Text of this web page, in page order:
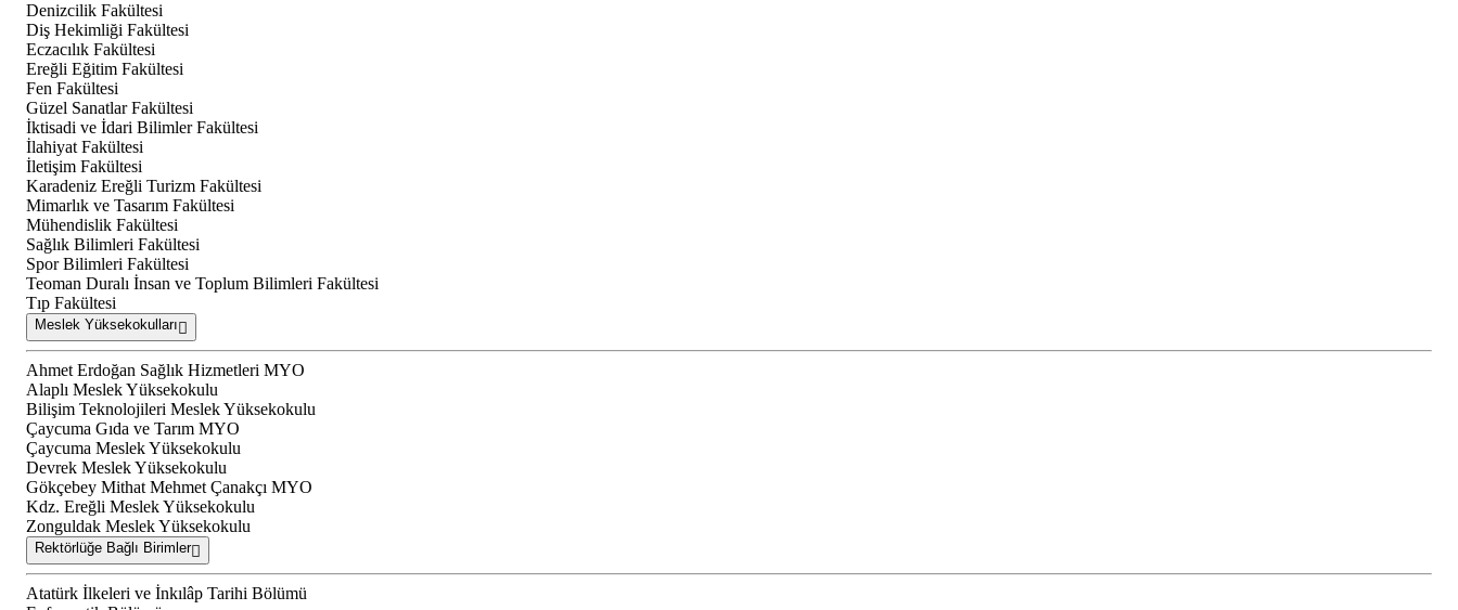
Denizcilik Fakültesi
Diş Hekimliği Fakültesi
Eczacılık Fakültesi
Ereğli Eğitim Fakültesi
Fen Fakültesi
Güzel Sanatlar Fakültesi
İktisadi ve İdari Bilimler Fakültesi
İlahiyat Fakültesi
İletişim Fakültesi
Karadeniz Ereğli Turizm Fakültesi
Mimarlık ve Tasarım Fakültesi
Mühendislik Fakültesi
Sağlık Bilimleri Fakültesi
Spor Bilimleri Fakültesi
Teoman Duralı İnsan ve Toplum Bilimleri Fakültesi
Tıp Fakültesi
Meslek Yüksekokulları
Ahmet Erdoğan Sağlık Hizmetleri MYO
Alaplı Meslek Yüksekokulu
Bilişim Teknolojileri Meslek Yüksekokulu
Çaycuma Gıda ve Tarım MYO
Çaycuma Meslek Yüksekokulu
Devrek Meslek Yüksekokulu
Gökçebey Mithat Mehmet Çanakçı MYO
Kdz. Ereğli Meslek Yüksekokulu
Zonguldak Meslek Yüksekokulu
Rektörlüğe Bağlı Birimler
Atatürk İlkeleri ve İnkılâp Tarihi Bölümü